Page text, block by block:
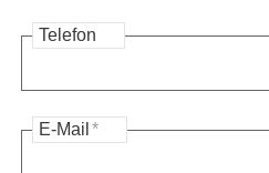
Telefon
E-Mail *